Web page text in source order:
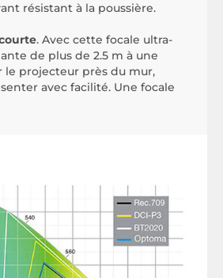
résistant à la poussière.
. Avec cette focale ultra-
de plus de 2.5 m à une
le projecteur près du mur,
avec facilité. Une focale